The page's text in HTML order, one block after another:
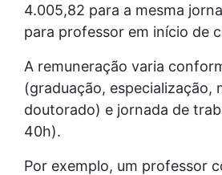
4.005,82 para a mesma
para professor em início de
A remuneração varia
(graduação, especialização,
doutorado) e jornada de
40h).
Por exemplo, um professor